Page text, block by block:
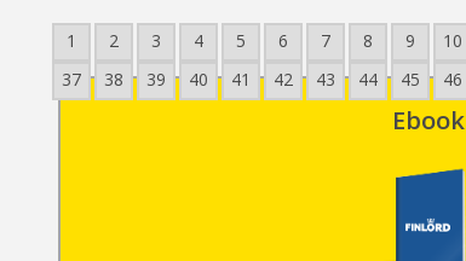
1 2 3 4 5 6 7 8 9 10
37
38 39 40 41 42 43 44 45 46
Ebook